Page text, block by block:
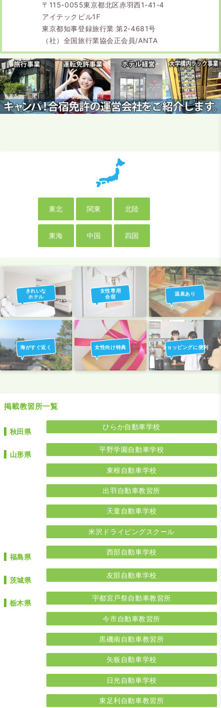
〒115-0055東京都北区赤羽西1-41-4
アイテックビル1F
東京都知事登録旅行業 第2-4681号
（社）全国旅行業協会正会員/ANTA
東北 関東 北陸
東海 中国 四国
きれいな
ホテル
女性専用
合宿
温泉あり
海がすぐ近く 女性向け特典 ショッピングに便利
掲載教習所一覧
秋田県
ひらか自動車学校
山形県
平野学園自動車学校
東根自動車学校
出羽自動車教習所
天童自動車学校
米沢ドライビングスクール
福島県
西部自動車学校
茨城県
友部自動車学校
栃木県
宇都宮戸祭自動車教習所
今市自動車教習所
黒磯南自動車教習所
矢板自動車学校
日光自動車学校
東足利自動車教習所